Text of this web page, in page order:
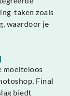
taken zoals
waardoor je
moeiteloos
Final
biedt